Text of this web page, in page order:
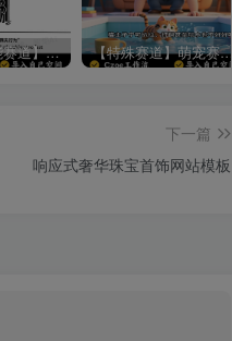
【火柴人万能赛道】火柴人心理学智能文案视频丨扣子工作流智能体搭建coze工作流 【特殊赛道】萌宠赛道宠物知识科普讲解丨扣子工作流智能体搭建coze工作流
下一篇
响应式奢华珠宝首饰网站模板